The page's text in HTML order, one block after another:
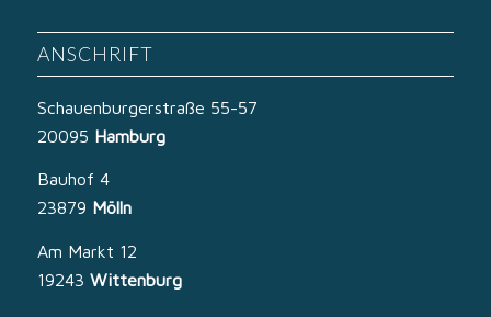
ANSCHRIFT
Schauenburgerstraße 55-57
20095 Hamburg
Bauhof 4
23879 Mölln
Am Markt 12
19243 Wittenburg